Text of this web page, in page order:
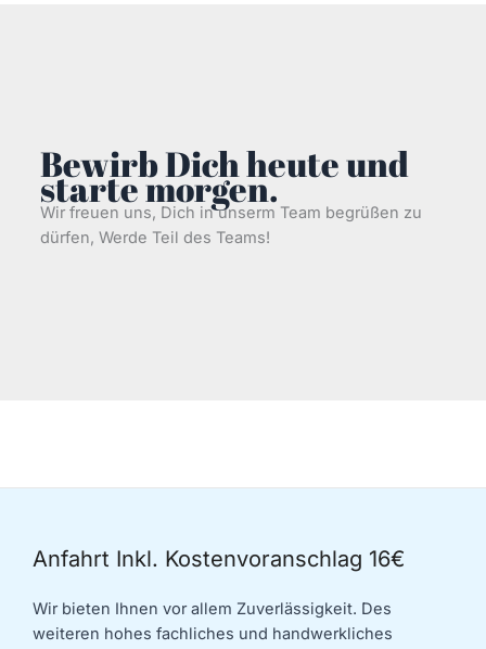
Bewirb Dich heute und
starte morgen.
Wir freuen uns, Dich in unserm Team begrüßen zu
dürfen, Werde Teil des Teams!
Anfahrt Inkl. Kostenvoranschlag 16€
Wir bieten Ihnen vor allem Zuverlässigkeit. Des
weiteren hohes fachliches und handwerkliches